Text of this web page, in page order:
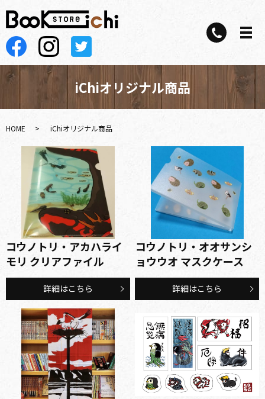
iChiオリジナル商品
HOME iChiオリジナル商品
コウノトリ・アカハライ
モリ クリアファイル
詳細はこちら
コウノトリ・オオサンシ
ョウウオ マスクケース
詳細はこちら